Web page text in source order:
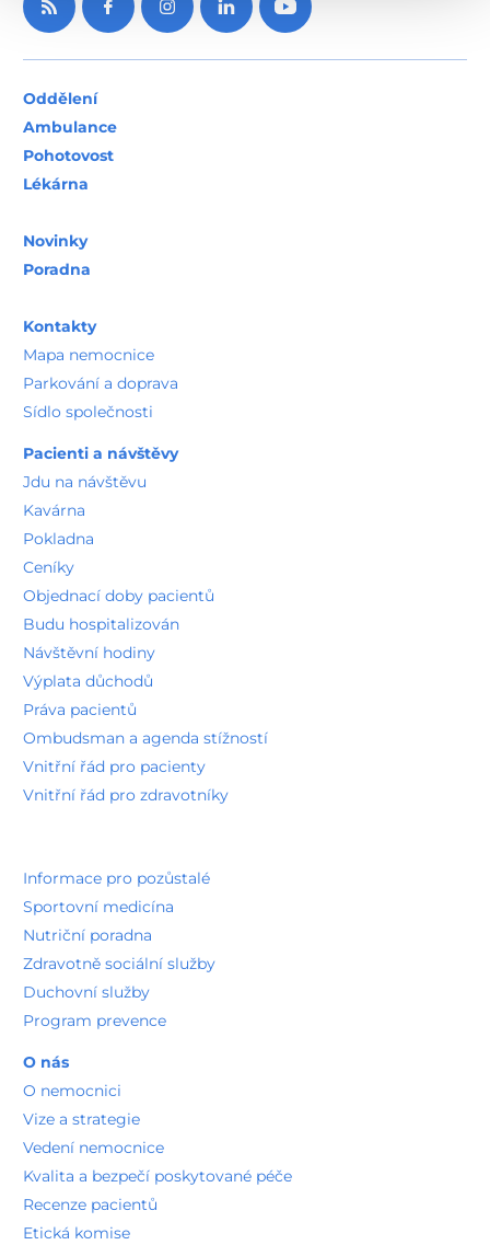
Oddělení
Ambulance
Pohotovost
Lékárna
Novinky
Poradna
Kontakty
Mapa nemocnice
Parkování a doprava
Sídlo společnosti
Pacienti a návštěvy
Jdu na návštěvu
Kavárna
Pokladna
Ceníky
Objednací doby pacientů
Budu hospitalizován
Návštěvní hodiny
Výplata důchodů
Práva pacientů
Ombudsman a agenda stížností
Vnitřní řád pro pacienty
Vnitřní řád pro zdravotníky
Informace pro pozůstalé
Sportovní medicína
Nutriční poradna
Zdravotně sociální služby
Duchovní služby
Program prevence
O nás
O nemocnici
Vize a strategie
Vedení nemocnice
Kvalita a bezpečí poskytované péče
Recenze pacientů
Etická komise